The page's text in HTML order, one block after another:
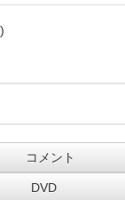
コメント
DVD